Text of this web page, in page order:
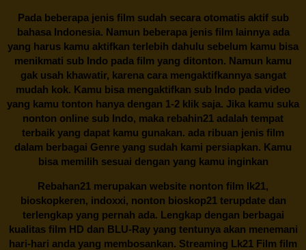
Pada beberapa jenis film sudah secara otomatis aktif sub
bahasa Indonesia. Namun beberapa jenis film lainnya ada
yang harus kamu aktifkan terlebih dahulu sebelum kamu bisa
menikmati sub Indo pada film yang ditonton. Namun kamu
gak usah khawatir, karena cara mengaktifkannya sangat
mudah kok. Kamu bisa mengaktifkan sub Indo pada video
yang kamu tonton hanya dengan 1-2 klik saja. Jika kamu suka
nonton online sub Indo, maka rebahin21 adalah tempat
terbaik yang dapat kamu gunakan. ada ribuan jenis film
dalam berbagai Genre yang sudah kami persiapkan. Kamu
bisa memilih sesuai dengan yang kamu inginkan
Rebahan21 merupakan website nonton film lk21,
bioskopkeren, indoxxi, nonton bioskop21 terupdate dan
terlengkap yang pernah ada. Lengkap dengan berbagai
kualitas film HD dan BLU-Ray yang tentunya akan menemani
hari-hari anda yang membosankan. Streaming Lk21 Film film